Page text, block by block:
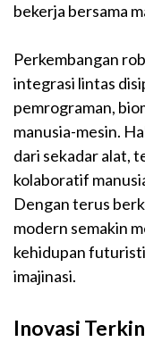
bekerja bersama
Perkembangan
integrasi lintas
pemrograman,
manusia-mesin.
dari sekadar alat,
kolaboratif
Dengan terus
modern semakin
kehidupan
imajinasi.
Inovasi